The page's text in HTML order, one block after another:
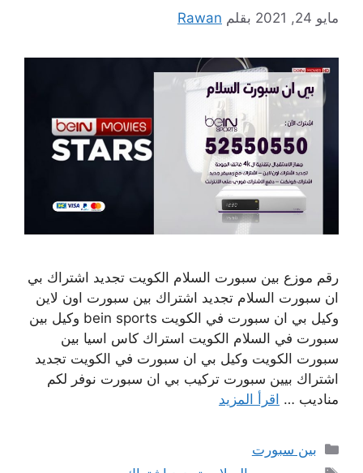
مايو 24, 2021 بقلم Rawan
رقم موزع بين سبورت السلام الكويت تجديد اشتراك بي
ان سبورت السلام تجديد اشتراك بين سبورت اون لاين
وكيل بي ان سبورت في الكويت bein sports وكيل بين
سبورت في السلام الكويت استراك كاس اسيا بين
سبورت الكويت وكيل بي ان سبورت في الكويت تجديد
اشتراك بيين سبورت تركيب بي ان سبورت نوفر لكم
مناديب … اقرأ المزيد
التصنيفات
بين سبورت